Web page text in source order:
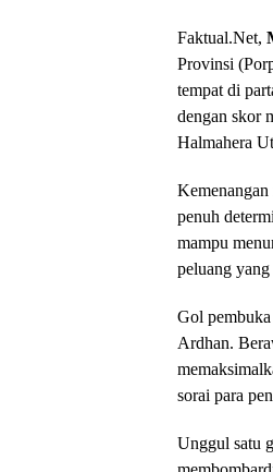
Faktual.Net,
Provinsi
tempat di
dengan skor
Halmahera
penuh
mampu
peluang yang
Gol
Ardhan.
sorai para
Unggul satu